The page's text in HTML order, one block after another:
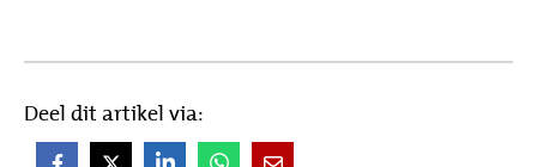
Deel dit artikel via: